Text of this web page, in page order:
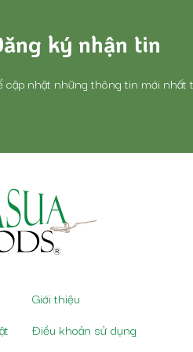
ký nhận tin
cập nhật những thông tin mới nhất
Giới thiệu
Điều khoản sử dụng